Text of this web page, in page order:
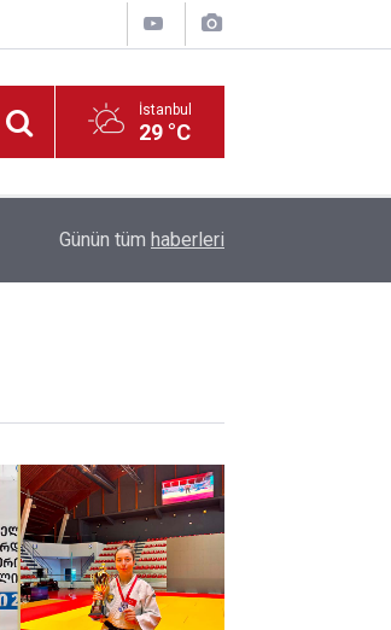
İstanbul
29 °C
Yakalandı
Günün tüm haberleri